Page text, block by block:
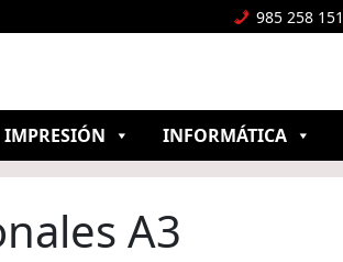
985 258 151
IMPRESIÓN INFORMÁTICA
A3